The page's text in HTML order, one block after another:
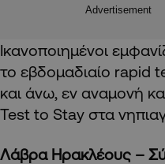
Advertisement
Ικανοποιημένοι
το εβδομαδιαίο rapid
και άνω, εν αναμονή
Test to Stay στα
Λάβρα Ηρακλέους –